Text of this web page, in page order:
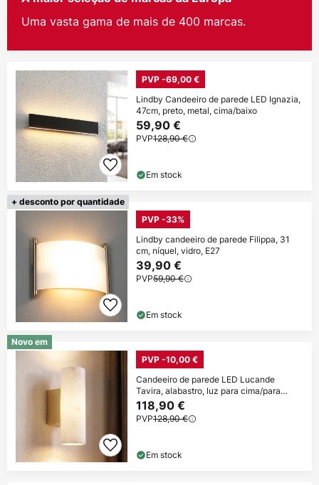
Uma vasta gama de mais de 400 marcas.
PVP -69,00 €
Lindby Candeeiro de parede LED Ignazia,
47cm, preto, metal, cima/baixo
59,90 €
PVP128,90 €
Em stock
+ desconto por quantidade
PVP -33%
Lindby candeeiro de parede Filippa, 31
cm, níquel, vidro, E27
39,90 €
PVP59,90 €
Em stock
Novo em
PVP -10,00 €
Candeeiro de parede LED Lucande
Tavira, alabastro, luz para cima/para
baixo
118,90 €
PVP128,90 €
Em stock